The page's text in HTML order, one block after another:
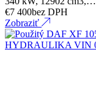
€7 400bez DPH
Zobraziť